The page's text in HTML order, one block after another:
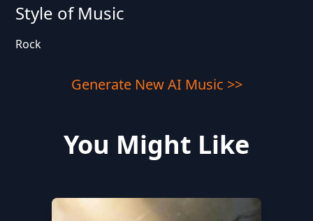
Style of Music
Rock
Generate New AI Music >>
You Might Like